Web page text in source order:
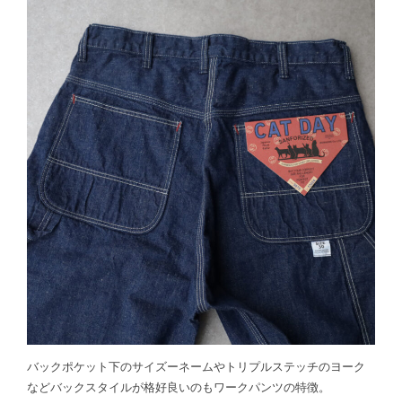
バックポケット下のサイズーネームやトリプルステッチのヨーク
などバックスタイルが格好良いのもワークパンツの特徴。